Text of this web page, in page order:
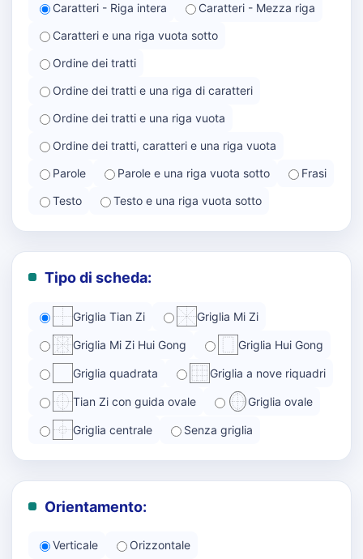
Caratteri - Riga intera
Caratteri - Mezza riga
Caratteri e una riga vuota sotto
Ordine dei tratti
Ordine dei tratti e una riga di caratteri
Ordine dei tratti e una riga vuota
Ordine dei tratti, caratteri e una riga vuota
Parole
Parole e una riga vuota sotto
Frasi
Testo
Testo e una riga vuota sotto
Tipo di scheda:
Griglia Tian Zi Griglia Mi Zi
Griglia Mi Zi Hui Gong Griglia Hui Gong
Griglia quadrata Griglia a nove riquadri
Tian Zi con guida ovale Griglia ovale
Griglia centrale Senza griglia
Orientamento:
Verticale Orizzontale